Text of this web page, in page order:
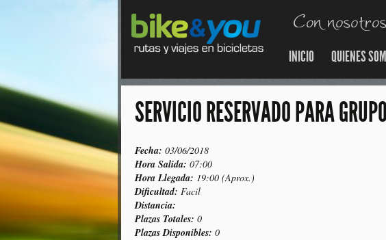
INICIO QUIENES
SERVICIO RESERVADO PARA
Fecha: 03/06/2018
Hora Salida: 07:00
Hora Llegada: 19:00 (Aprox.)
Dificultad: Facil
Distancia:
Plazas Totales: 0
Plazas Disponibles: 0